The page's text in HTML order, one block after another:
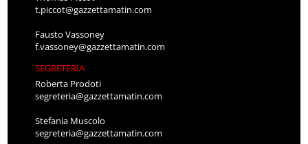
t.piccot@gazzettamatin.com
Fausto Vassoney
f.vassoney@gazzettamatin.com
SEGRETERIA
Roberta Prodoti
segreteria@gazzettamatin.com
Stefania Muscolo
segreteria@gazzettamatin.com